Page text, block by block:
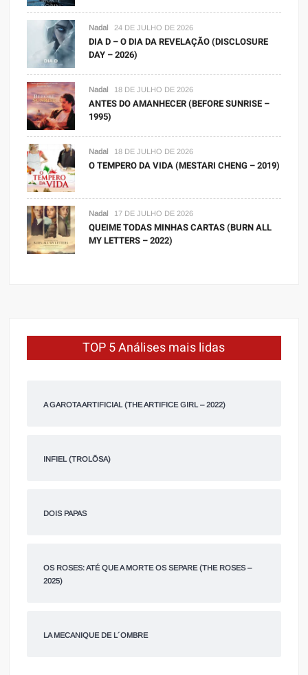
Nadal 24 DE JULHO DE 2026
DIA D – O DIA DA REVELAÇÃO (DISCLOSURE
DAY – 2026)
Nadal 18 DE JULHO DE 2026
ANTES DO AMANHECER (BEFORE SUNRISE –
1995)
Nadal 18 DE JULHO DE 2026
O TEMPERO DA VIDA (MESTARI CHENG – 2019)
Nadal 17 DE JULHO DE 2026
QUEIME TODAS MINHAS CARTAS (BURN ALL
MY LETTERS – 2022)
TOP 5 Análises mais lidas
A GAROTA ARTIFICIAL (THE ARTIFICE GIRL – 2022)
INFIEL (TROLÕSA)
DOIS PAPAS
OS ROSES: ATÉ QUE A MORTE OS SEPARE (THE ROSES –
2025)
LA MECANIQUE DE L´OMBRE